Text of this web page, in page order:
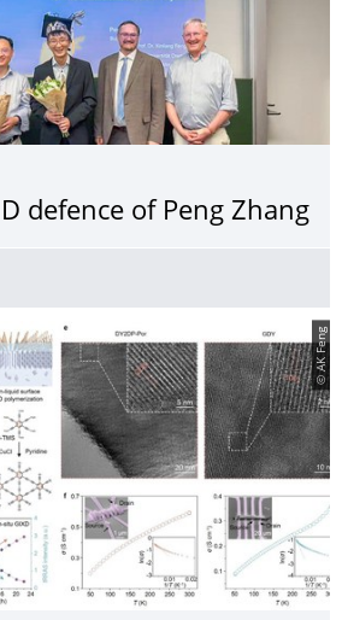
defence of Peng Zhang
© AK Feng